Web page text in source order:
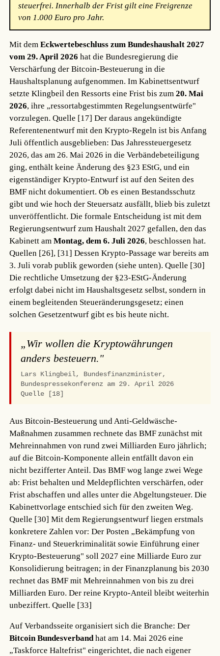
steuerfrei. Innerhalb der Frist gilt eine Freigrenze
von 1.000 Euro pro Jahr.
Mit demEckwertebeschluss zum Bundeshaushalt 2027
vom 29. April 2026 hat die Bundesregierung die
Verschärfung der Bitcoin-Besteuerung in die
Haushaltsplanung aufgenommen. Im Kabinettsentwurf
setzte Klingbeil den Ressorts eine Frist bis zum20. Mai
2026, ihre „ressortabgestimmten Regelungsentwürfe"
vorzulegen.Quelle [17] Der daraus angekündigte
Referentenentwurf mit den Krypto-Regeln ist bis Anfang
Juli öffentlich ausgeblieben: Das Jahressteuergesetz
2026, das am 26. Mai 2026 in die Verbändebeteiligung
ging, enthält keine Änderung des §23 EStG, und ein
eigenständiger Krypto-Entwurf ist auf den Seiten des
BMF nicht dokumentiert. Ob es einen Bestandsschutz
gibt und wie hoch der Steuersatz ausfällt, blieb bis zuletzt
unveröffentlicht. Die formale Entscheidung ist mit dem
Regierungsentwurf zum Haushalt 2027 gefallen, den das
Kabinett amMontag, dem 6. Juli 2026, beschlossen hat.
Quellen [26], [31] Dessen Krypto-Passage war bereits am
3. Juli vorab publik geworden (siehe unten).Quelle [30]
Die rechtliche Umsetzung der §23-EStG-Änderung
erfolgt dabei nicht im Haushaltsgesetz selbst, sondern in
einem begleitenden Steueränderungsgesetz; einen
solchen Gesetzentwurf gibt es bis heute nicht.
„Wir wollen die Kryptowährungen
anders besteuern."
Lars Klingbeil, Bundesfinanzminister,
Bundespressekonferenz am 29. April 2026
Quelle [18]
Aus Bitcoin-Besteuerung und Anti-Geldwäsche-
Maßnahmen zusammen rechnete das BMF zunächst mit
Mehreinnahmen von rund zwei Milliarden Euro jährlich;
auf die Bitcoin-Komponente allein entfällt davon ein
nicht bezifferter Anteil. Das BMF wog lange zwei Wege
ab: Frist behalten und Meldepflichten verschärfen, oder
Frist abschaffen und alles unter die Abgeltungsteuer. Die
Kabinettvorlage entschied sich für den zweiten Weg.
Quelle [30] Mit dem Regierungsentwurf liegen erstmals
konkretere Zahlen vor: Der Posten „Bekämpfung von
Finanz- und Steuerkriminalität sowie Einführung einer
Krypto-Besteuerung" soll 2027 eine Milliarde Euro zur
Konsolidierung beitragen; in der Finanzplanung bis 2030
rechnet das BMF mit Mehreinnahmen von bis zu drei
Milliarden Euro. Der reine Krypto-Anteil bleibt weiterhin
unbeziffert.Quelle [33]
Auf Verbandsseite organisiert sich die Branche: Der
Bitcoin Bundesverbandhat am 14. Mai 2026 eine
„Taskforce Haltefrist" eingerichtet, die nach eigener